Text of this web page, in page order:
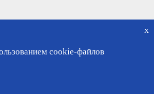
x
cookie-файлов